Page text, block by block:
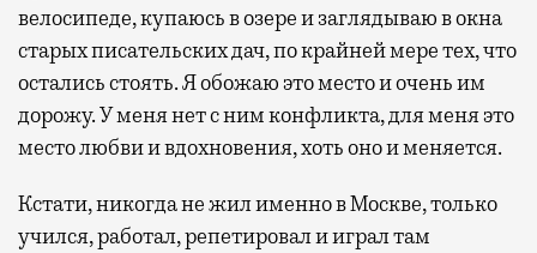
велосипеде, купаюсь в озере и заглядываю в окна
старых писательских дач, по крайней мере тех, что
остались стоять. Я обожаю это место и очень им
дорожу. У меня нет с ним конфликта, для меня это
место любви и вдохновения, хоть оно и меняется.
Кстати, никогда не жил именно в Москве, только
учился, работал, репетировал и играл там